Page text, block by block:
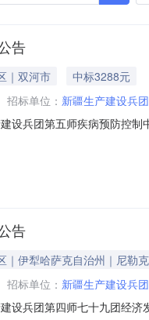
告
｜双河市
中标3288元
招标单位： 新疆生产建设兵
设兵团第五师疾病预防控
本1000.002.727002极
告
｜伊犁哈萨克自治州｜尼勒
招标单位： 新疆生产建设兵
设兵团第四师七十九团经